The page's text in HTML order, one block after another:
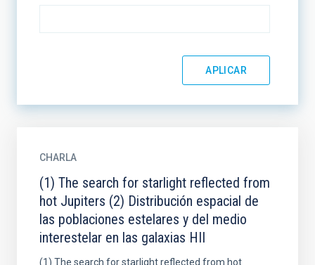
CHARLA
(1) The search for starlight reflected from
hot Jupiters (2) Distribución espacial de
las poblaciones estelares y del medio
interestelar en las galaxias HII
(1) The search for starlight reflected from hot